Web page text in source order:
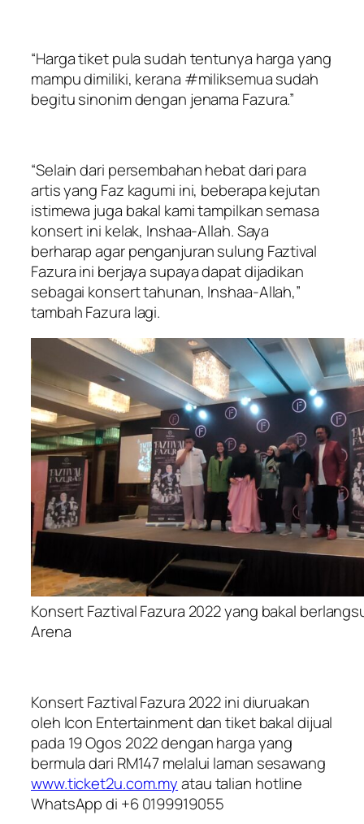
“Harga tiket pula sudah tentunya harga yang
mampu dimiliki, kerana #miliksemua sudah
begitu sinonim dengan jenama Fazura.”
“Selain dari persembahan hebat dari para
artis yang Faz kagumi ini, beberapa kejutan
istimewa juga bakal kami tampilkan semasa
konsert ini kelak, Inshaa-Allah. Saya
berharap agar penganjuran sulung Faztival
Fazura ini berjaya supaya dapat dijadikan
sebagai konsert tahunan, Inshaa-Allah,”
tambah Fazura lagi.
Konsert Faztival Fazura 2022 yang bakal
Arena
Konsert Faztival Fazura 2022 ini diuruakan
oleh Icon Entertainment dan tiket bakal dijual
pada 19 Ogos 2022 dengan harga yang
bermula dari RM147 melalui laman sesawang
www.ticket2u.com.myatau talian hotline
WhatsApp di +6 0199919055